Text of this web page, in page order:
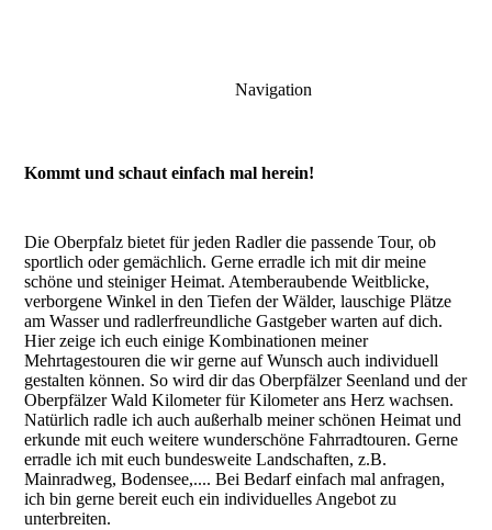
Navigation
Kommt und schaut einfach mal herein!
Die Oberpfalz bietet für jeden Radler die passende Tour, ob
sportlich oder gemächlich. Gerne erradle ich mit dir meine
schöne und steiniger Heimat. Atemberaubende Weitblicke,
verborgene Winkel in den Tiefen der Wälder, lauschige Plätze
am Wasser und radlerfreundliche Gastgeber warten auf dich.
Hier zeige ich euch einige Kombinationen meiner
Mehrtagestouren die wir gerne auf Wunsch auch individuell
gestalten können. So wird dir das Oberpfälzer Seenland und der
Oberpfälzer Wald Kilometer für Kilometer ans Herz wachsen.
Natürlich radle ich auch außerhalb meiner schönen Heimat und
erkunde mit euch weitere wunderschöne Fahrradtouren. Gerne
erradle ich mit euch bundesweite Landschaften, z.B.
Mainradweg, Bodensee,.... Bei Bedarf einfach mal anfragen,
ich bin gerne bereit euch ein individuelles Angebot zu
unterbreiten.